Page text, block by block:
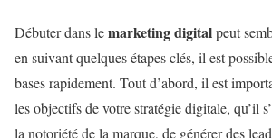
Débuter dans lemarketing digitalpeut
en suivant quelques étapes clés, il est
bases rapidement. Tout d’abord, il est
les objectifs de votre stratégie digitale, qu’il
la notoriété de la marque, de générer des